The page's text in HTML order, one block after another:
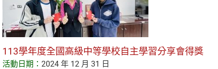
113學年度全國高級中等學校自主學習分享會得獎
活動日期： 2024 年 12 月 31 日